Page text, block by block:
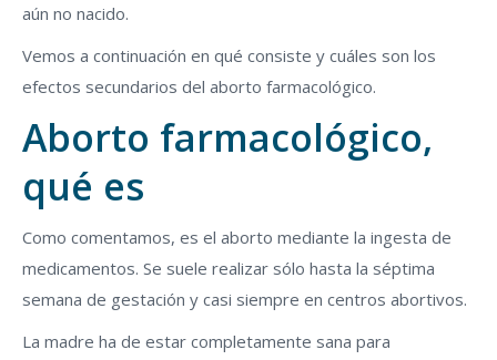
aún no nacido.
Vemos a continuación en qué consiste y cuáles son los
efectos secundarios del aborto farmacológico.
Aborto farmacológico,
qué es
Como comentamos, es el aborto mediante la ingesta de
medicamentos. Se suele realizar sólo hasta la séptima
semana de gestación y casi siempre en centros abortivos.
La madre ha de estar completamente sana para